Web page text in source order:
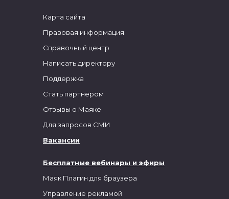
Бесплатные вебинары и эфиры
Маяк Плагин для браузера
Управление рекламой
Карта сайта
Правовая информация
Справочный центр
Написать директору
Поддержка
Стать партнером
Отзывы о Маяке
Для запросов СМИ
Вакансии